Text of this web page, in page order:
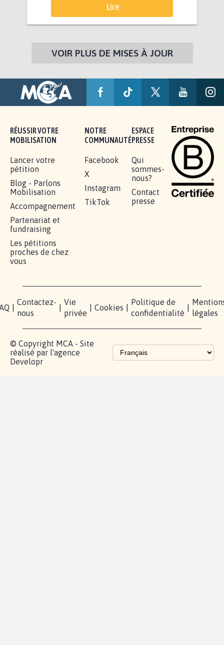
Lire
VOIR PLUS DE MISES À JOUR
RÉUSSIR VOTRE
MOBILISATION
Lancer votre
pétition
Blog - Parlons
Mobilisation
Accompagnement
Partenariat et
fundraising
Les pétitions
proches de chez
vous
NOTRE
COMMUNAUTÉ
Facebook
X
Instagram
TikTok
ESPACE
PRESSE
Qui
sommes-
nous?
Contact
presse
Contactez-
nous
Vie
privée
Cookies
Politique de
confidentialité
légales
© Copyright MCA - Site
réalisé par l'agence
Developr